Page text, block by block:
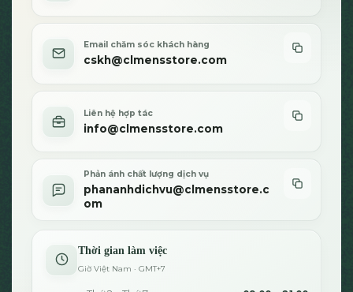
Email chăm sóc khách hàng
cskh@clmensstore.com
Liên hệ hợp tác
info@clmensstore.com
Phản ánh chất lượng dịch vụ
phananhdichvu@clmensstore.c
om
Thời gian làm việc
Giờ Việt Nam · GMT+7